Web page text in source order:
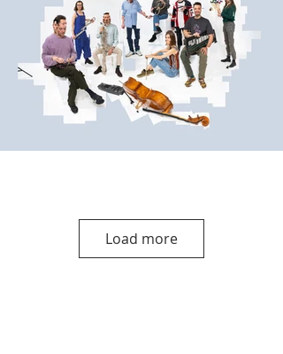
Load more